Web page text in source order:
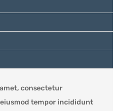
consectetur
tempor incididunt